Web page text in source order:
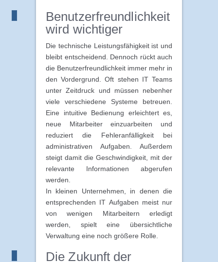
Benutzerfreundlichkeit
wird wichtiger
Die technische Leistungsfähigkeit ist und
bleibt entscheidend. Dennoch rückt auch
die Benutzerfreundlichkeit immer mehr in
den Vordergrund. Oft stehen IT Teams
unter Zeitdruck und müssen nebenher
viele verschiedene Systeme betreuen.
Eine intuitive Bedienung erleichtert es,
neue Mitarbeiter einzuarbeiten und
reduziert die Fehleranfälligkeit bei
administrativen Aufgaben. Außerdem
steigt damit die Geschwindigkeit, mit der
relevante Informationen abgerufen
werden.
In kleinen Unternehmen, in denen die
entsprechenden IT Aufgaben meist nur
von wenigen Mitarbeitern erledigt
werden, spielt eine übersichtliche
Verwaltung eine noch größere Rolle.
Die Zukunft der